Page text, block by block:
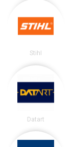
Stihl
Datart